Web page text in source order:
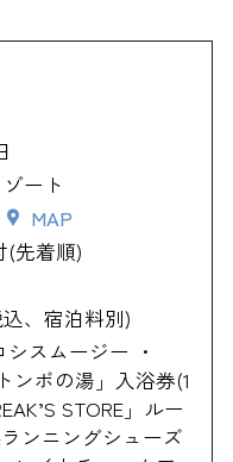
ート
MAP
(先着順)
、宿泊料別)
シスムージー ・
ンボの湯」入浴券(1
STORE」ルー
ンニングシューズ